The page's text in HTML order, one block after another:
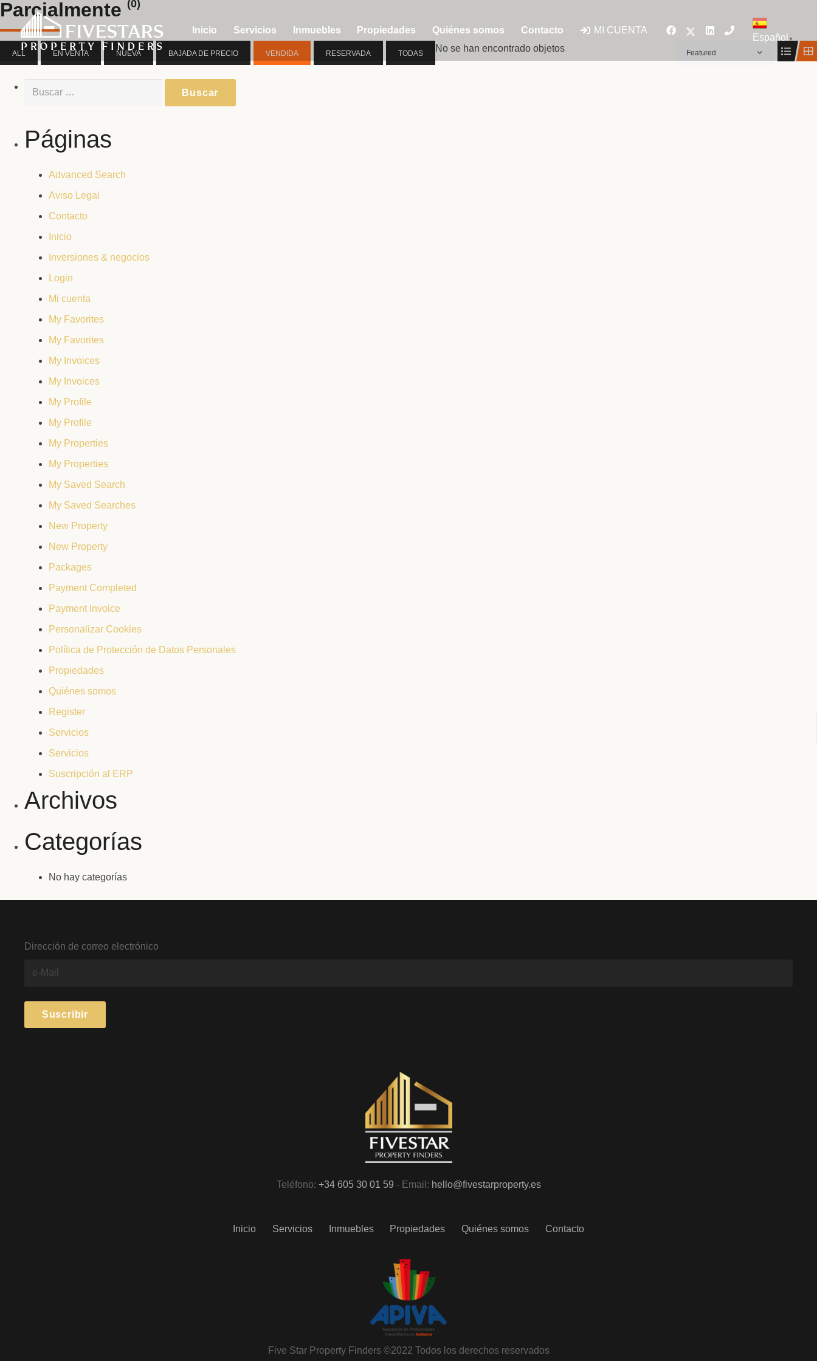
Inicio Servicios Inmuebles Propiedades Quiénes somos Contacto MI CUENTA
Español ▼
Parcialmente (0)
ALL EN VENTA NUEVA BAJADA DE PRECIO VENDIDA RESERVADA TODAS Featured
No se han encontrado objetos
Buscar:
Páginas
Advanced Search
Aviso Legal
Contacto
Inicio
Inversiones & negocios
Login
Mi cuenta
My Favorites
My Favorites
My Invoices
My Invoices
My Profile
My Profile
My Properties
My Properties
My Saved Search
My Saved Searches
New Property
New Property
Packages
Payment Completed
Payment Invoice
Personalizar Cookies
Política de Protección de Datos Personales
Propiedades
Quiénes somos
Register
Servicios
Servicios
Suscripción al ERP
Archivos
Categorías
No hay categorías
Dirección de correo electrónico
Teléfono: +34 605 30 01 59 - Email: hello@fivestarproperty.es
Inicio Servicios Inmuebles Propiedades Quiénes somos Contacto
Five Star Property Finders ©2022 Todos los derechos reservados